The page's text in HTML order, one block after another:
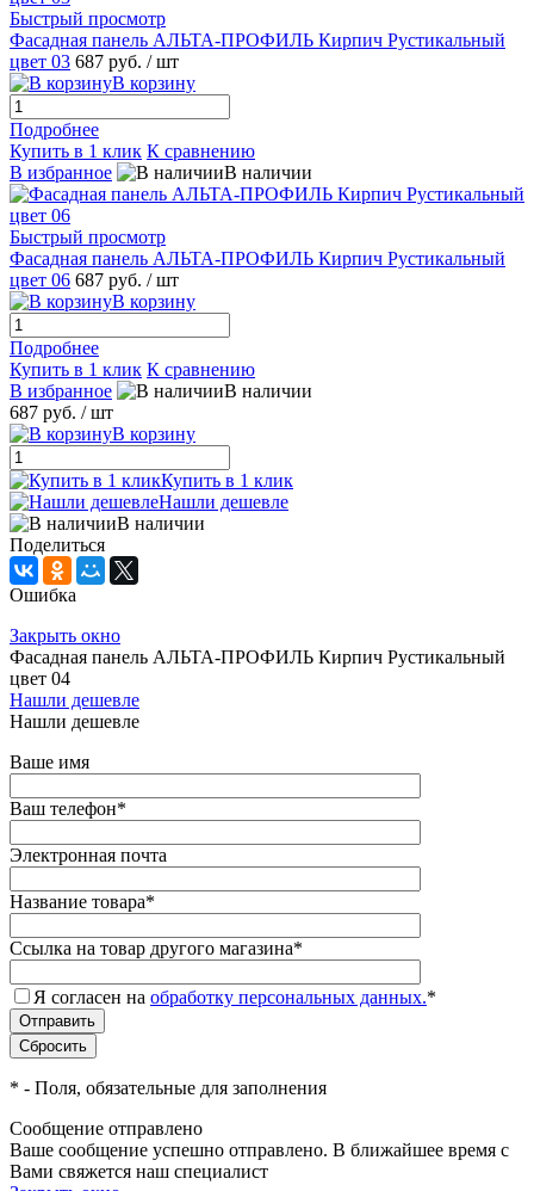
Быстрый просмотр
Фасадная панель АЛЬТА-ПРОФИЛЬ Кирпич Рустикальный
цвет 03 687 руб. / шт
В корзину
Подробнее
Купить в 1 клик К сравнению
В избранное
В наличии
Быстрый просмотр
Фасадная панель АЛЬТА-ПРОФИЛЬ Кирпич Рустикальный
цвет 06 687 руб. / шт
В корзину
Подробнее
Купить в 1 клик К сравнению
В избранное
В наличии
687 руб. / шт
В корзину
Купить в 1 клик
Нашли дешевле
В наличии
Поделиться
Ошибка
Закрыть окно
Фасадная панель АЛЬТА-ПРОФИЛЬ Кирпич Рустикальный
цвет 04
Нашли дешевле
Нашли дешевле
Ваше имя
Ваш телефон*
Электронная почта
Название товара*
Ссылка на товар другого магазина*
Я согласен на обработку персональных данных.*
* - Поля, обязательные для заполнения
Сообщение отправлено
Ваше сообщение успешно отправлено. В ближайшее время с
Вами свяжется наш специалист